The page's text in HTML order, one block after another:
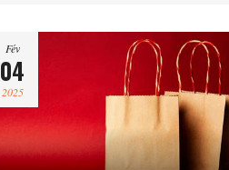
Fév
04
2025